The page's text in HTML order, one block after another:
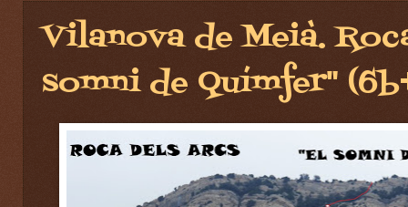
Vilanova de Meià.
somni de Químfer"